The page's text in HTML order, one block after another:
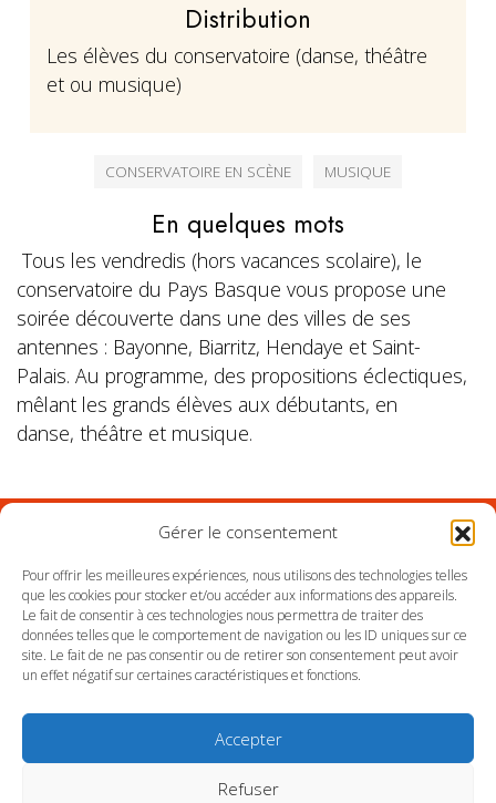
Gérer le consentement
Pour offrir les meilleures expériences, nous utilisons des technologies telles
que les cookies pour stocker et/ou accéder aux informations des appareils.
Le fait de consentir à ces technologies nous permettra de traiter des
données telles que le comportement de navigation ou les ID uniques sur ce
site. Le fait de ne pas consentir ou de retirer son consentement peut avoir
un effet négatif sur certaines caractéristiques et fonctions.
Accepter
Refuser
Distribution
Les élèves du conservatoire (danse, théâtre
et ou musique)
CONSERVATOIRE EN SCÈNE MUSIQUE
En quelques mots
Tous les vendredis (hors vacances scolaire), le
conservatoire du Pays Basque vous propose une
soirée découverte dans une des villes de ses
antennes : Bayonne, Biarritz, Hendaye et Saint-
Palais. Au programme, des propositions éclectiques,
mêlant les grands élèves aux débutants, en
danse, théâtre et musique.
Suivez le conservatoire du Pays Basque sur les
réseaux
SITE DU CONSERVATOIRE